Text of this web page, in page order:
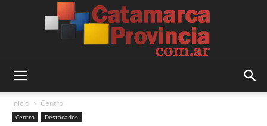
Inicio Centro
Centro Destacados